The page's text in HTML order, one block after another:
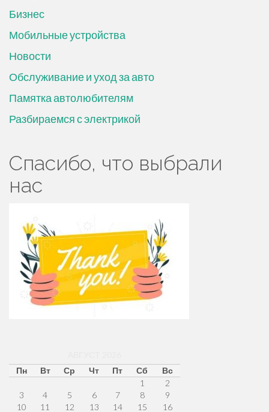
Бизнес
Мобильные устройства
Новости
Обслуживание и уход за авто
Памятка автолюбителям
Разбираемся с электрикой
Спасибо, что выбрали
нас
Пн
Вт Ср Чт Пт Сб
Вс
1
2
3
4 5 6 7 8
9
10
11 12 13 14 15 16